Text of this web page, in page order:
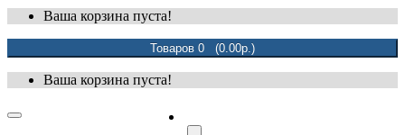
Ваша корзина пуста!
Товаров 0 (0.00р.)
Ваша корзина пуста!